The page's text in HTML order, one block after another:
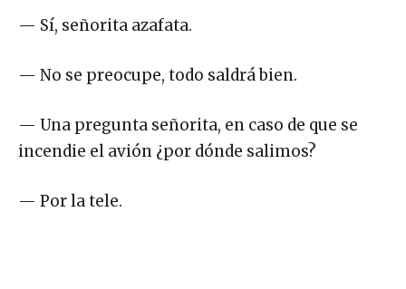
— Sí, señorita azafata.
— No se preocupe, todo saldrá bien.
— Una pregunta señorita, en caso de que se
incendie el avión ¿por dónde salimos?
— Por la tele.